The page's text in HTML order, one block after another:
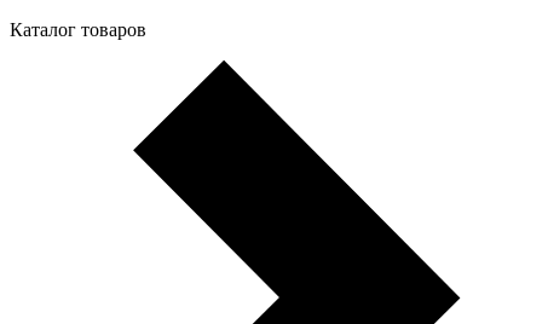
Каталог товаров